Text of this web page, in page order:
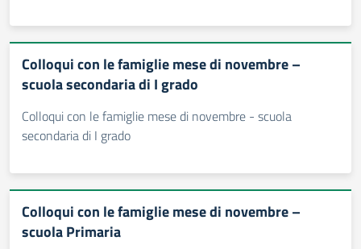
Colloqui con le famiglie mese di novembre –
scuola secondaria di I grado
Colloqui con le famiglie mese di novembre - scuola
secondaria di I grado
Colloqui con le famiglie mese di novembre –
scuola Primaria